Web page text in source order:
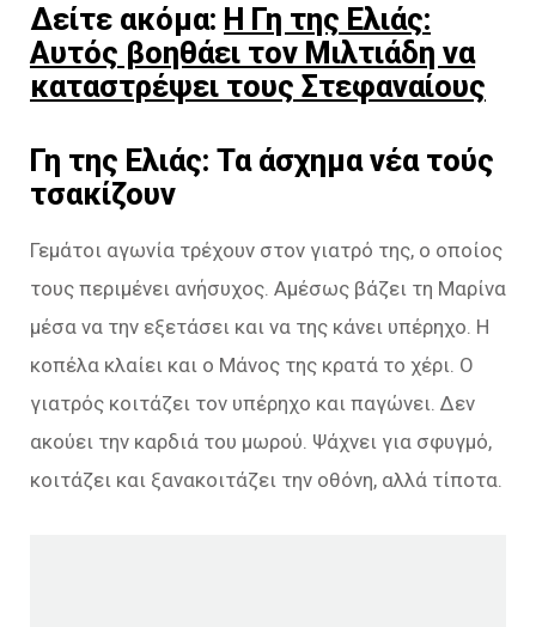
Δείτε ακόμα: Η Γη της Ελιάς:
Αυτός βοηθάει τον Μιλτιάδη να
καταστρέψει τους Στεφαναίους
Γη της Ελιάς: Τα άσχημα νέα τούς
τσακίζουν
Γεμάτοι αγωνία τρέχουν στον γιατρό της, ο οποίος
τους περιμένει ανήσυχος. Αμέσως βάζει τη Μαρίνα
μέσα να την εξετάσει και να της κάνει υπέρηχο. Η
κοπέλα κλαίει και ο Μάνος της κρατά το χέρι. Ο
γιατρός κοιτάζει τον υπέρηχο και παγώνει. Δεν
ακούει την καρδιά του μωρού. Ψάχνει για σφυγμό,
κοιτάζει και ξανακοιτάζει την οθόνη, αλλά τίποτα.